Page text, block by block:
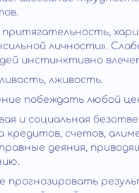
личности».
инстинктивно
лживость.
побеждать любой
и социальная
кредитов, счетов,
деяния,
прогнозировать